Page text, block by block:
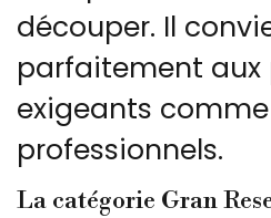
découper. Il
parfaitement aux
exigeants
professionnels.
La catégorie Gran